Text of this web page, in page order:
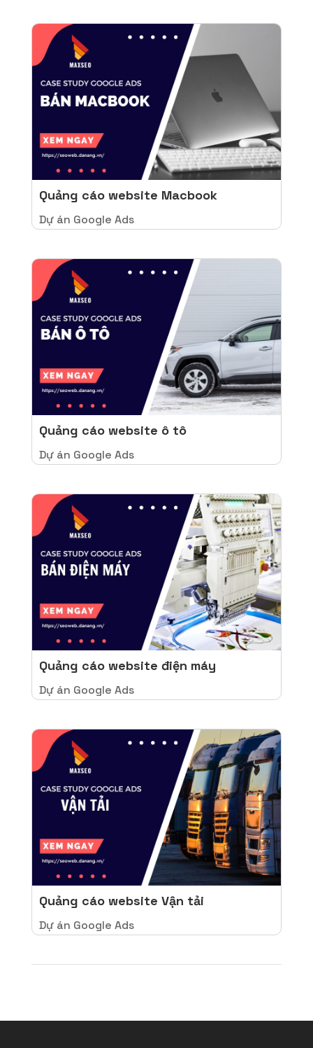
Quảng cáo website Macbook
Dự án Google Ads
Quảng cáo website ô tô
Dự án Google Ads
Quảng cáo website điện máy
Dự án Google Ads
Quảng cáo website Vận tải
Dự án Google Ads